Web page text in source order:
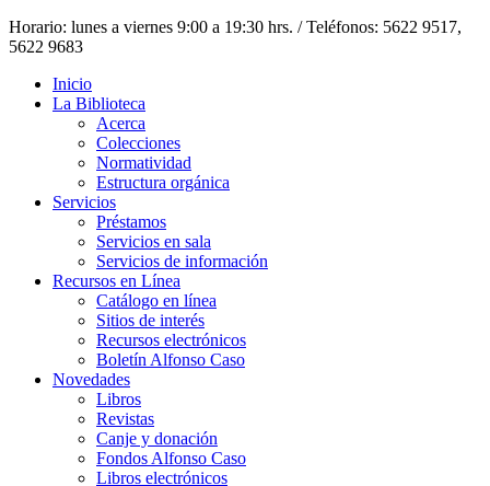
Horario: lunes a viernes 9:00 a 19:30 hrs. / Teléfonos: 5622 9517,
5622 9683
Inicio
La Biblioteca
Acerca
Colecciones
Normatividad
Estructura orgánica
Servicios
Préstamos
Servicios en sala
Servicios de información
Recursos en Línea
Catálogo en línea
Sitios de interés
Recursos electrónicos
Boletín Alfonso Caso
Novedades
Libros
Revistas
Canje y donación
Fondos Alfonso Caso
Libros electrónicos